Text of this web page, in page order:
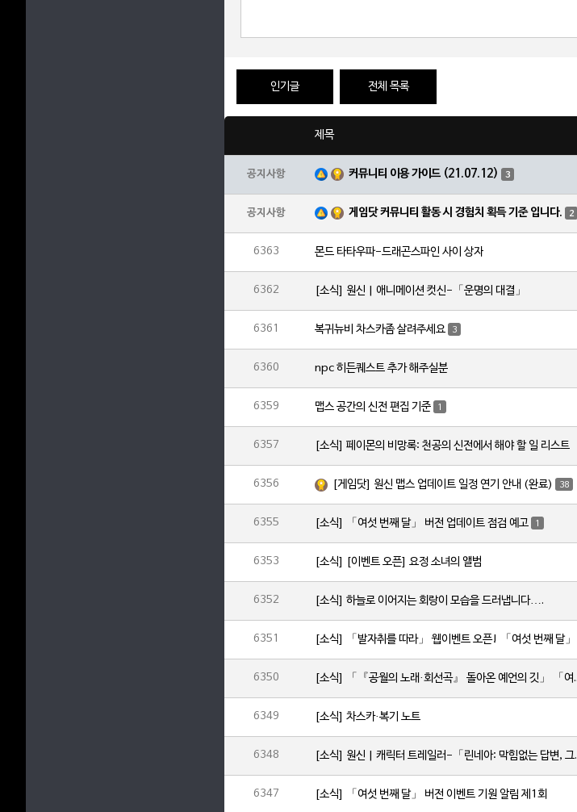
인기글 전체 목록
제목
공지사항 커뮤니티 이용 가이드 (21.07.12) 3
공지사항 게임닷 커뮤니티 활동 시 경험치 획득 기준 입니다. 2
6363 몬드 타타우파-드래곤스파인 사이 상자
6362 [소식] 원신 | 애니메이션 컷신-「운명의 대결」
6361 복귀뉴비 차스카좀 살려주세요 3
6360 npc 히든퀘스트 추가 해주실분
6359 맵스 공간의 신전 편집 기준 1
6357 [소식] 페이몬의 비망록: 천공의 신전에서 해야 할 일 리스트
6356 [게임닷] 원신 맵스 업데이트 일정 연기 안내 (완료) 38
6355 [소식] 「여섯 번째 달」 버전 업데이트 점검 예고 1
6353 [소식] [이벤트 오픈] 요정 소녀의 앨범
6352 [소식] 하늘로 이어지는 회랑이 모습을 드러냅니다….
6351
6350 [소식] 「『공월의 노래·회
6349 [소식] 차스카·복기 노트
6348 [소식] 원신 | 캐릭터
6347 [소식] 「여섯 번째 달」 버전 이벤트 기원 알림 제1회